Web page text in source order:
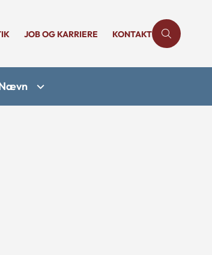
JOB OG KARRIERE KONTAKT